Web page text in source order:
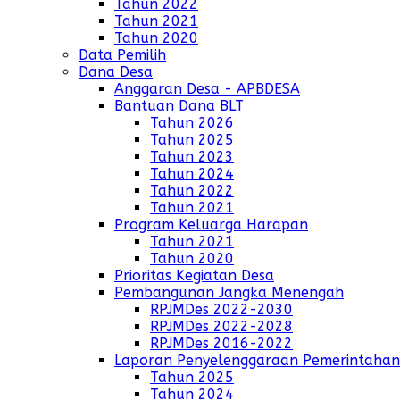
Tahun 2022
Tahun 2021
Tahun 2020
Data Pemilih
Dana Desa
Anggaran Desa - APBDESA
Bantuan Dana BLT
Tahun 2026
Tahun 2025
Tahun 2023
Tahun 2024
Tahun 2022
Tahun 2021
Program Keluarga Harapan
Tahun 2021
Tahun 2020
Prioritas Kegiatan Desa
Pembangunan Jangka Menengah
RPJMDes 2022-2030
RPJMDes 2022-2028
RPJMDes 2016-2022
Laporan Penyelenggaraan
Tahun 2025
Tahun 2024